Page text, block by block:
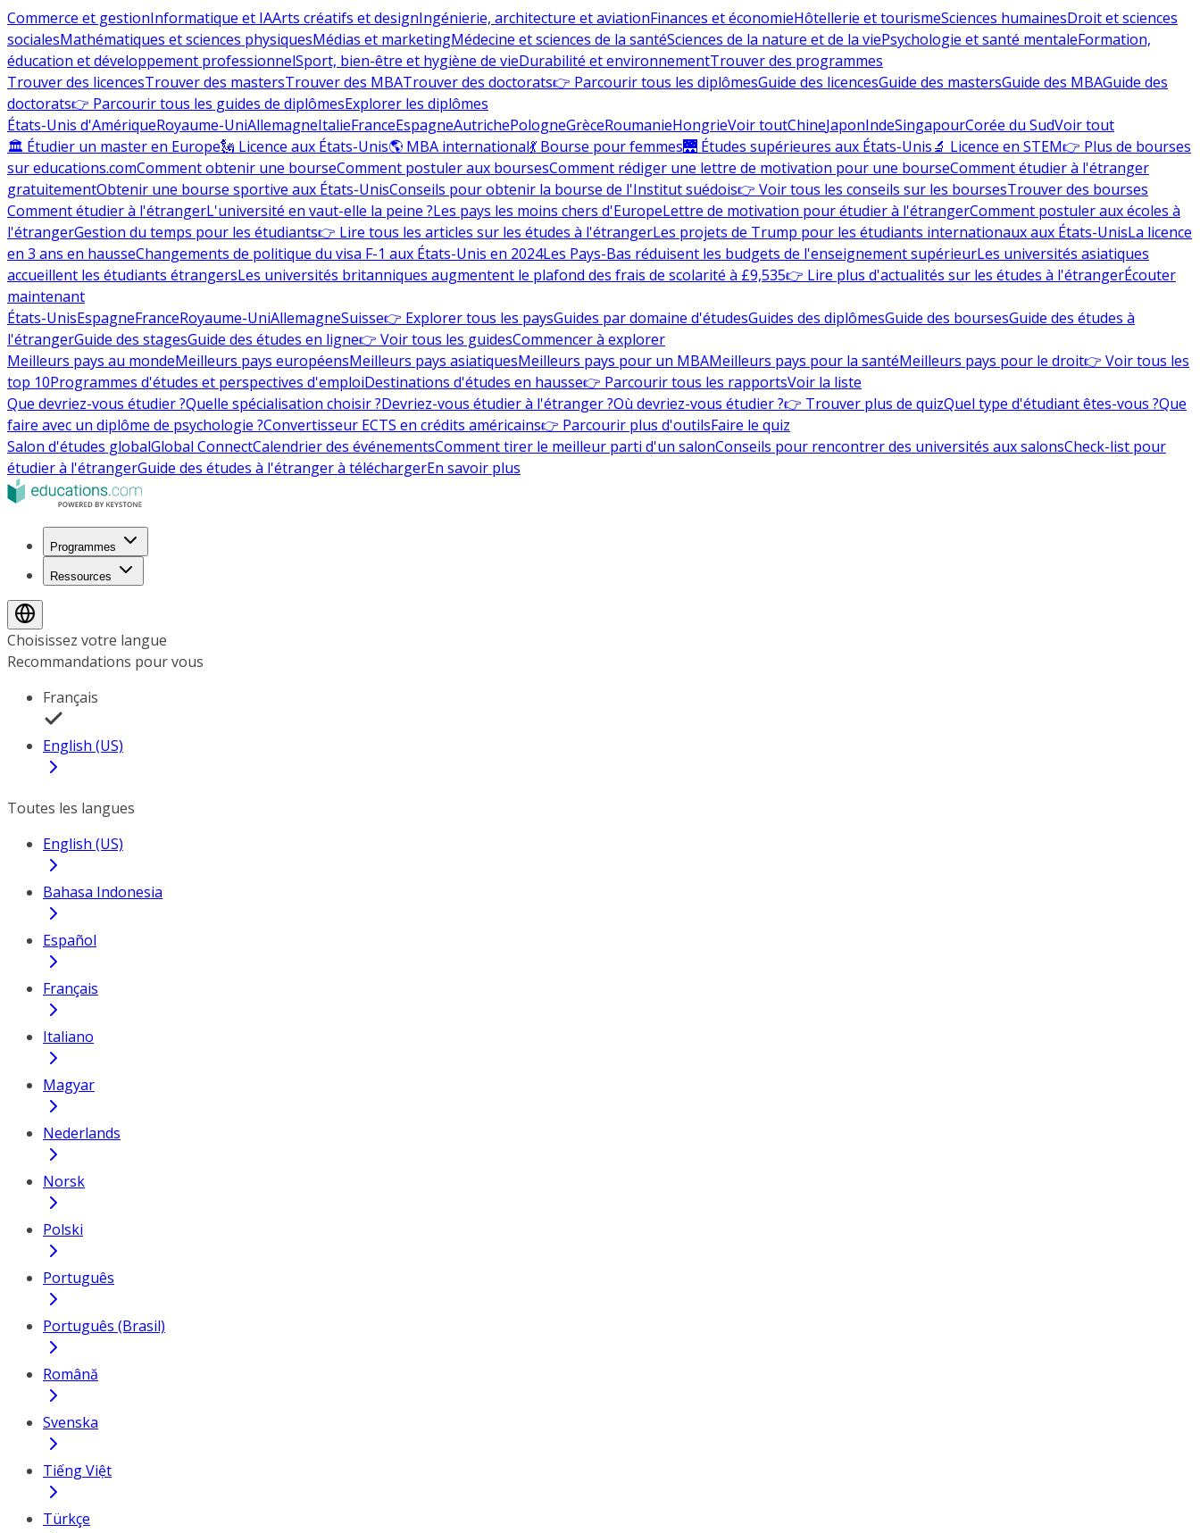
Commerce et gestionInformatique et IAArts créatifs et designIngénierie, architecture et aviationFinances et économieHôtellerie et tourismeSciences humainesDroit et sciences
socialesMathématiques et sciences physiquesMédias et marketingMédecine et sciences de la santéSciences de la nature et de la viePsychologie et santé mentaleFormation,
éducation et développement professionnelSport, bien-être et hygiène de vieDurabilité et environnementTrouver des programmes
Trouver des licencesTrouver des mastersTrouver des MBATrouver des doctorats👉 Parcourir tous les diplômesGuide des licencesGuide des mastersGuide des MBAGuide des
doctorats👉 Parcourir tous les guides de diplômesExplorer les diplômes
États-Unis d'AmériqueRoyaume-UniAllemagneItalieFranceEspagneAutrichePologneGrèceRoumanieHongrieVoir toutChineJaponIndeSingapourCorée du SudVoir tout
🏛 Étudier un master en Europe🗽 Licence aux États-Unis🌎 MBA international💃 Bourse pour femmes🌉 Études supérieures aux États-Unis🔬 Licence en STEM👉 Plus de bourses
sur educations.comComment obtenir une bourseComment postuler aux boursesComment rédiger une lettre de motivation pour une bourseComment étudier à l'étranger
gratuitementObtenir une bourse sportive aux États-UnisConseils pour obtenir la bourse de l'Institut suédois👉 Voir tous les conseils sur les boursesTrouver des bourses
Comment étudier à l'étrangerL'université en vaut-elle la peine ?Les pays les moins chers d'EuropeLettre de motivation pour étudier à l'étrangerComment postuler aux écoles à
l'étrangerGestion du temps pour les étudiants👉 Lire tous les articles sur les études à l'étrangerLes projets de Trump pour les étudiants internationaux aux États-UnisLa licence
en 3 ans en hausseChangements de politique du visa F-1 aux États-Unis en 2024Les Pays-Bas réduisent les budgets de l'enseignement supérieurLes universités asiatiques
accueillent les étudiants étrangersLes universités britanniques augmentent le plafond des frais de scolarité à £9,535👉 Lire plus d'actualités sur les études à l'étrangerÉcouter
maintenant
États-UnisEspagneFranceRoyaume-UniAllemagneSuisse👉 Explorer tous les paysGuides par domaine d'étudesGuides des diplômesGuide des boursesGuide des études à
l'étrangerGuide des stagesGuide des études en ligne👉 Voir tous les guidesCommencer à explorer
Meilleurs pays au mondeMeilleurs pays européensMeilleurs pays asiatiquesMeilleurs pays pour un MBAMeilleurs pays pour la santéMeilleurs pays pour le droit👉 Voir tous les
top 10Programmes d'études et perspectives d'emploiDestinations d'études en hausse👉 Parcourir tous les rapportsVoir la liste
Que devriez-vous étudier ?Quelle spécialisation choisir ?Devriez-vous étudier à l'étranger ?Où devriez-vous étudier ?👉 Trouver plus de quizQuel type d'étudiant êtes-vous ?Que
faire avec un diplôme de psychologie ?Convertisseur ECTS en crédits américains👉 Parcourir plus d'outilsFaire le quiz
Salon d'études globalGlobal ConnectCalendrier des événementsComment tirer le meilleur parti d'un salonConseils pour rencontrer des universités aux salonsCheck-list pour
étudier à l'étrangerGuide des études à l'étranger à téléchargerEn savoir plus
Programmes
Ressources
Choisissez votre langue
Recommandations pour vous
Français
English (US)
Toutes les langues
English (US)
Bahasa Indonesia
Español
Français
Italiano
Magyar
Nederlands
Norsk
Polski
Português
Português (Brasil)
Română
Svenska
Tiếng Việt
Türkçe